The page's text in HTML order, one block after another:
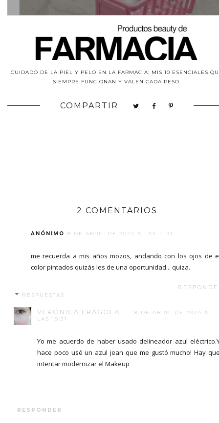
CUIDADO DE LA PIEL Y PELO EN LA FARMACIA: MIS 10 ESENCIALES
SIEMPRE FUNCIONAN Y VALEN CADA PESO.
COMPARTIR:
2 COMENTARIOS
ANÓNIMO 8 DE ABRIL DE 2024 A LAS 11:31
me recuerda a mis años mozos, andando con los ojos de
color pintados quizás les de una oportunidad... quiza.
RESPUESTAS
VERÓNICA FRÁGOLA
8 DE ABRIL DE 2024 A
LAS 18:31
Yo me acuerdo de haber usado delineador azul
hace poco usé un azul jean que me gustó mucho! Hay
intentar modernizar el Makeup
RESPONDER